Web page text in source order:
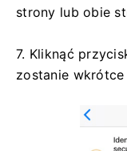
strony lub obie
7. Kliknąć
zostanie